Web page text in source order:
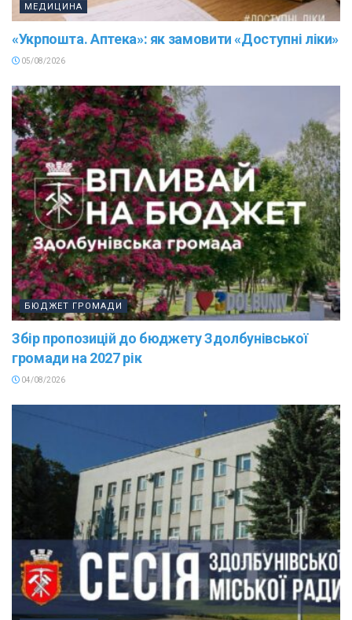
МЕДИЦИНА
«Укрпошта. Аптека»: як замовити «Доступні ліки»
05/08/2026
БЮДЖЕТ ГРОМАДИ
Збір пропозицій до бюджету Здолбунівської
громади на 2027 рік
04/08/2026